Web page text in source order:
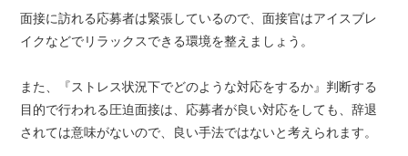
面接に訪れる応募者は緊張しているので、面接官はアイスブレ
イクなどでリラックスできる環境を整えましょう。
また、『ストレス状況下でどのような対応をするか』判断する
目的で行われる圧迫面接は、応募者が良い対応をしても、辞退
されては意味がないので、良い手法ではないと考えられます。